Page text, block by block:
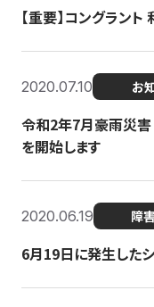
【重要】コングラン
2020.07.10 お
令和2年7月豪雨災害
を開始します
2020.06.19 障
6月19日に発生した